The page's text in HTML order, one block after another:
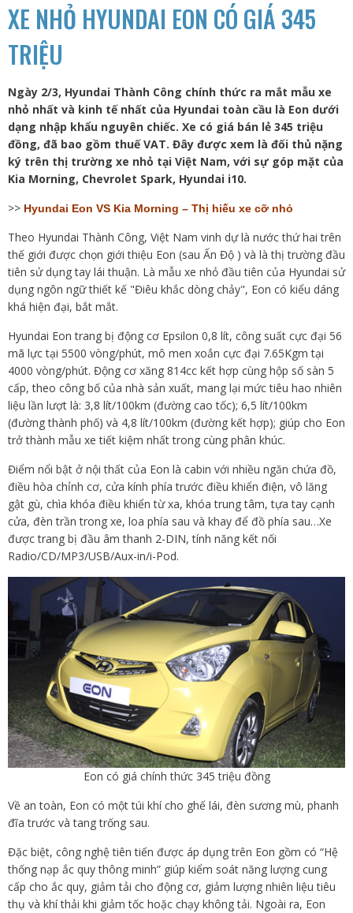
XE NHỎ HYUNDAI EON CÓ GIÁ 345
TRIỆU
Ngày 2/3, Hyundai Thành Công chính thức ra mắt mẫu xe
nhỏ nhất và kinh tế nhất của Hyundai toàn cầu là Eon dưới
dạng nhập khẩu nguyên chiếc. Xe có giá bán lẻ 345 triệu
đồng, đã bao gồm thuế VAT. Đây được xem là đối thủ nặng
ký trên thị trường xe nhỏ tại Việt Nam, với sự góp mặt của
Kia Morning, Chevrolet Spark, Hyundai i10.
>> Hyundai Eon VS Kia Morning – Thị hiếu xe cỡ nhỏ
Theo Hyundai Thành Công, Việt Nam vinh dự là nước thứ hai trên
thế giới được chọn giới thiệu Eon (sau Ấn Độ ) và là thị trường đầu
tiên sử dụng tay lái thuận. Là mẫu xe nhỏ đầu tiên của Hyundai sử
dụng ngôn ngữ thiết kế "Điêu khắc dòng chảy", Eon có kiểu dáng
khá hiện đại, bắt mắt.
Hyundai Eon trang bị động cơ Epsilon 0,8 lít, công suất cực đại 56
mã lực tại 5500 vòng/phút, mô men xoắn cực đại 7.65Kgm tại
4000 vòng/phút. Động cơ xăng 814cc kết hợp cùng hộp số sàn 5
cấp, theo công bố của nhà sản xuất, mang lại mức tiêu hao nhiên
liệu lần lượt là: 3,8 lít/100km (đường cao tốc); 6,5 lít/100km
(đường thành phố) và 4,8 lít/100km (đường kết hợp); giúp cho Eon
trở thành mẫu xe tiết kiệm nhất trong cùng phân khúc.
Điểm nổi bật ở nội thất của Eon là cabin với nhiều ngăn chứa đồ,
điều hòa chỉnh cơ, cửa kính phía trước điều khiển điện, vô lăng
gật gù, chìa khóa điều khiển từ xa, khóa trung tâm, tựa tay cạnh
cửa, đèn trần trong xe, loa phía sau và khay để đồ phía sau…Xe
được trang bị đầu âm thanh 2-DIN, tính năng kết nối
Radio/CD/MP3/USB/Aux-in/i-Pod.
Eon có giá chính thức 345 triệu đồng
Về an toàn, Eon có một túi khí cho ghế lái, đèn sương mù, phanh
đĩa trước và tang trống sau.
Đặc biệt, công nghệ tiên tiến được áp dụng trên Eon gồm có “Hệ
thống nạp ắc quy thông minh” giúp kiểm soát năng lượng cung
cấp cho ắc quy, giảm tải cho động cơ, giảm lượng nhiên liệu tiêu
thụ và khí thải khi giảm tốc hoặc chạy không tải. Ngoài ra, Eon